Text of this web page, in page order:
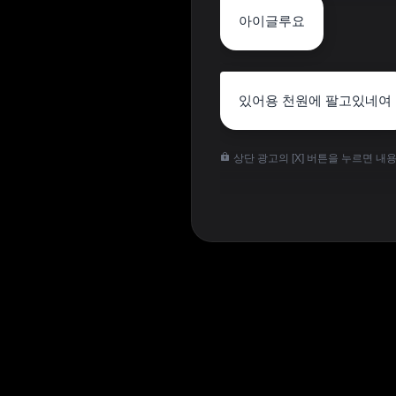
아이글루요
있어용 천원에 팔고있네여
상단 광고의 [X] 버튼을 누르면 내